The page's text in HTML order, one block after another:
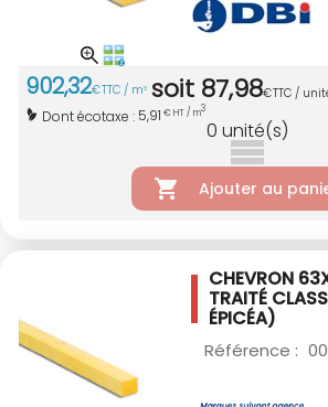
902,32€TTC / m3 soit 87,98€TTC /
Dont écotaxe : 5,91 € HT / m3
0 unité(s)
Ajouter au
CHEVRON
TRAITÉ
ÉPICÉA)
Référence :